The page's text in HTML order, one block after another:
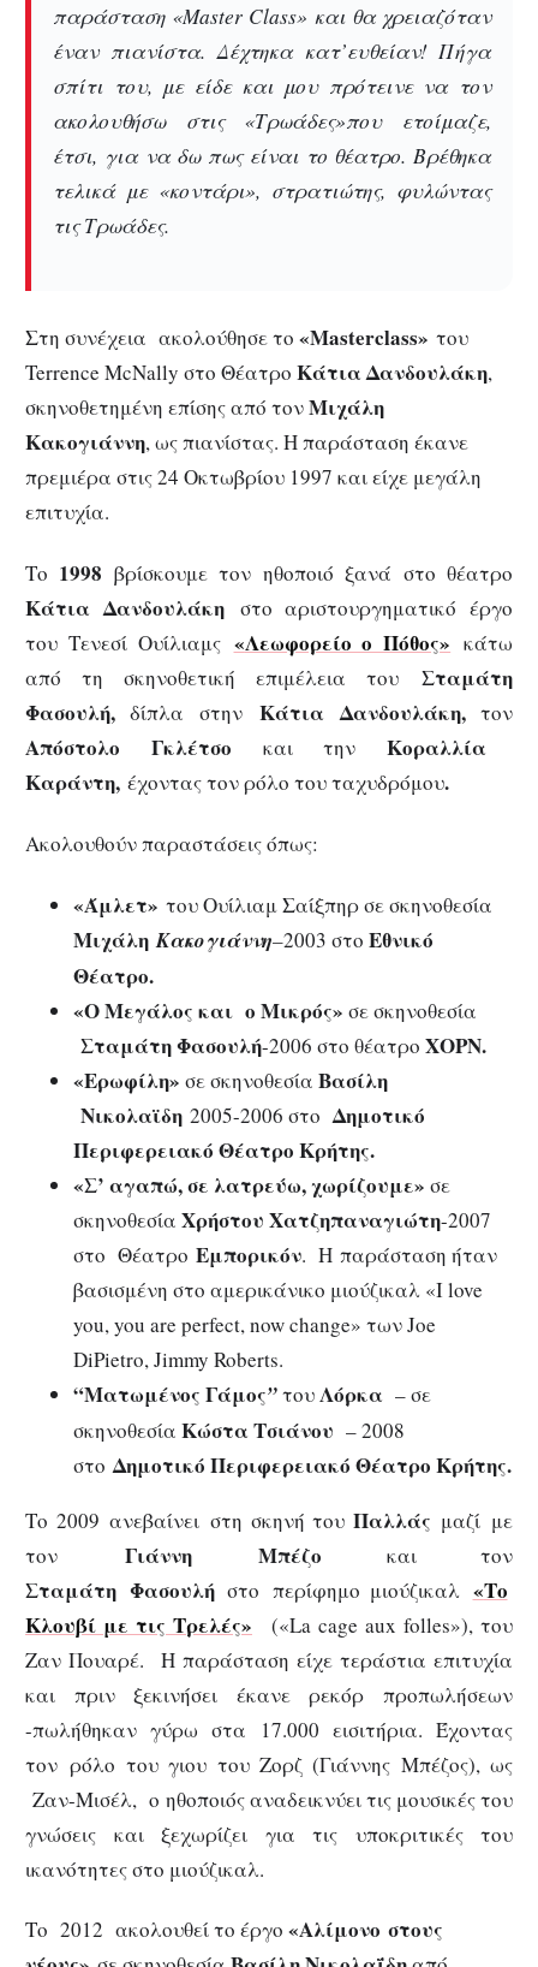
παράσταση «Master Class» και θα χρειαζόταν
έναν πιανίστα. Δέχτηκα κατ’ευθείαν! Πήγα
σπίτι του, με είδε και μου πρότεινε να τον
ακολουθήσω στις «Τρωάδες»που ετοίμαζε,
έτσι, για να δω πως είναι το θέατρο. Βρέθηκα
τελικά με «κοντάρι», στρατιώτης, φυλώντας
τις Τρωάδες.
Στη συνέχεια ακολούθησε το «Masterclass» του
Terrence McNally στο Θέατρο Κάτια Δανδουλάκη,
σκηνοθετημένη επίσης από τονΜιχάλη
Κακογιάννη, ως πιανίστας. Η παράσταση έκανε
πρεμιέρα στις 24 Οκτωβρίου 1997 και είχε μεγάλη
επιτυχία.
Το 1998 βρίσκουμε τον ηθοποιό ξανά στο θέατρο
Κάτια Δανδουλάκηστο αριστουργηματικό έργο
του Τενεσί Ουίλιαμς «Λεωφορείο ο Πόθος» κάτω
από τη σκηνοθετική επιμέλεια του Σταμάτη
Φασουλή,δίπλα στηνΚάτια Δανδουλάκη,τον
Απόστολο Γκλέτσο και την Κοραλλία
Καράντη, έχοντας τον ρόλο του ταχυδρόμου.
Ακολουθούν παραστάσεις όπως:
«Άμλετ» του Ουίλιαμ Σαίξπηρ σε σκηνοθεσία
ΜιχάληΚακογιάννη–2003 στο Εθνικό
Θέατρο.
«Ο Μεγάλος και ο Μικρός» σε σκηνοθεσία
Σταμάτη Φασουλή-2006 στο θέατρο ΧΟΡΝ.
«Ερωφίλη» σε σκηνοθεσία Βασίλη
Νικολαϊδη 2005-2006 στο Δημοτικό
Περιφερειακό Θέατρο Κρήτης.
«Σ’ αγαπώ, σε λατρεύω, χωρίζουμε» σε
σκηνοθεσία Χρήστου Χατζηπαναγιώτη-2007
στο Θέατρο Εμπορικόν. Η παράσταση ήταν
βασισμένη στο αμερικάνικο μιούζικαλ «I love
you, you are perfect, now change» των Joe
DiPietro, Jimmy Roberts.
“Ματωμένος Γάμος”τουΛόρκα – σε
σκηνοθεσία Κώστα Τσιάνου – 2008
στο Δημοτικό Περιφερειακό Θέατρο Κρήτης.
Το 2009ανεβαίνει στη σκηνή του Παλλάς μαζί με
τον
ΓιάννηΜπέζο και τον
Σταμάτη Φασουλή στο περίφημο μιούζικαλ «Το
Κλουβί με τις Τρελές» («La cage aux folles»), του
Ζαν Πουαρέ. Η παράσταση είχε τεράστια επιτυχία
και πριν ξεκινήσει έκανε ρεκόρ προπωλήσεων
-πωλήθηκαν γύρω στα 17.000 εισιτήρια. Έχοντας
τον ρόλο του γιου του Ζορζ (Γιάννης Μπέζος), ως
Ζαν-Μισέλ, ο ηθοποιός αναδεικνύει τις μουσικές του
γνώσεις και ξεχωρίζει για τις υποκριτικές του
ικανότητες στο μιούζικαλ.
Το 2012 ακολουθεί το έργο «Αλίμονο στους